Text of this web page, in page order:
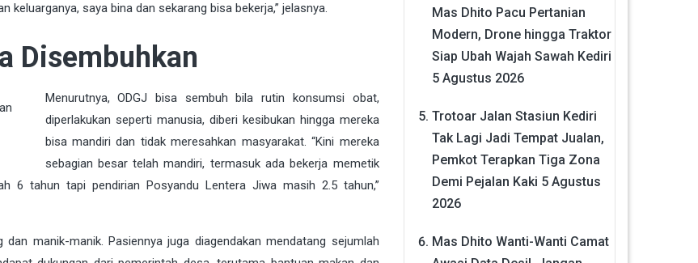
saya bina dan sekarang bisa bekerja,” jelasnya.
Disembuhkan
Menurutnya, ODGJ bisa sembuh bila rutin konsumsi obat,
diperlakukan seperti manusia, diberi kesibukan hingga mereka
bisa mandiri dan tidak meresahkan masyarakat. “Kini mereka
sebagian besar telah mandiri, termasuk ada bekerja memetik
6 tahun tapi pendirian Posyandu Lentera Jiwa masih 2.5 tahun,”
manik-manik. Pasiennya juga diagendakan mendatang sejumlah
Mas Dhito Pacu Pertanian
Modern, Drone hingga Traktor
Siap Ubah Wajah Sawah Kediri
5 Agustus 2026
Trotoar Jalan Stasiun Kediri
Tak Lagi Jadi Tempat Jualan,
Pemkot Terapkan Tiga Zona
Demi Pejalan Kaki 5 Agustus
2026
Mas Dhito Wanti-Wanti Camat